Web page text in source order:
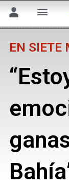
EN SIETE